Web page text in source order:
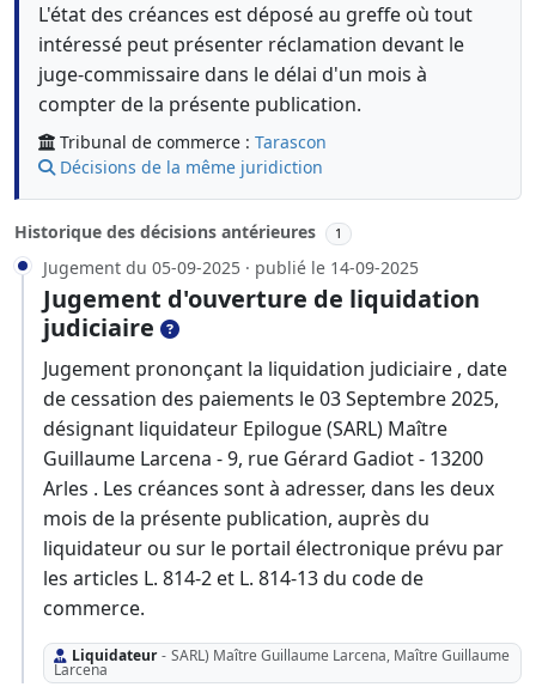
L'état des créances est déposé au greffe où tout
intéressé peut présenter réclamation devant le
juge-commissaire dans le délai d'un mois à
compter de la présente publication.
Tribunal de commerce : Tarascon
Décisions de la même juridiction
Historique des décisions antérieures 1
Jugement du 05-09-2025 · publié le 14-09-2025
Jugement d'ouverture de liquidation
judiciaire
Jugement prononçant la liquidation judiciaire , date
de cessation des paiements le 03 Septembre 2025,
désignant liquidateur Epilogue (SARL) Maître
Guillaume Larcena - 9, rue Gérard Gadiot - 13200
Arles . Les créances sont à adresser, dans les deux
mois de la présente publication, auprès du
liquidateur ou sur le portail électronique prévu par
les articles L. 814-2 et L. 814-13 du code de
commerce.
Liquidateur - SARL) Maître Guillaume Larcena, Maître Guillaume
Larcena